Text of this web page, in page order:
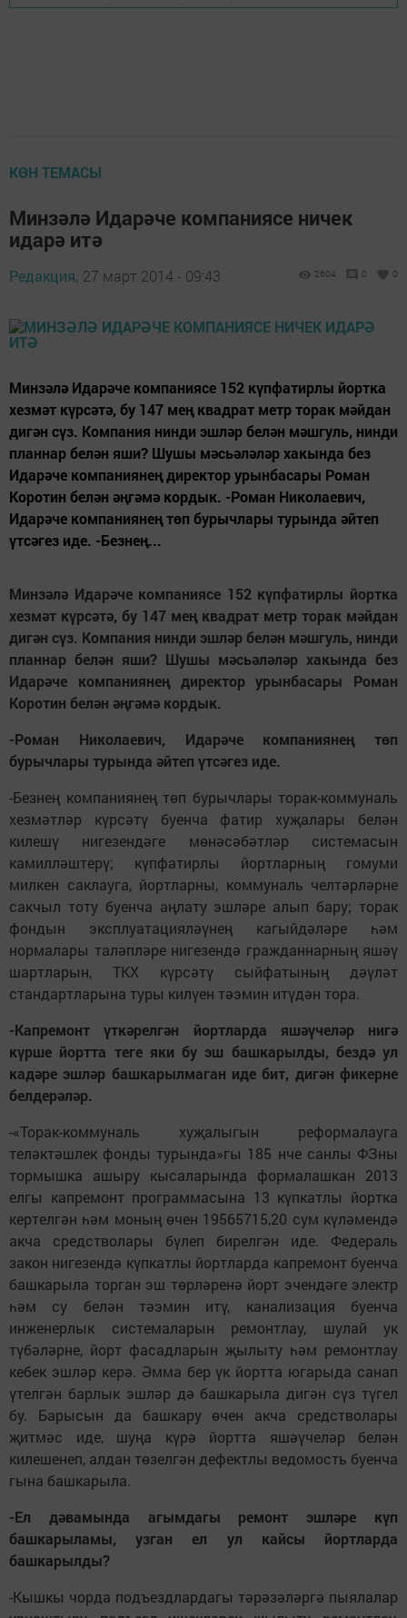
КӨН ТЕМАСЫ
Минзәлә Идарәче компаниясе ничек
идарә итә
Редакция, 27 март 2014 - 09:43 2604 0 0
Минзәлә Идарәче компаниясе 152 күпфатирлы йортка
хезмәт күрсәтә, бу 147 мең квадрат метр торак мәйдан
дигән сүз. Компания нинди эшләр белән мәшгуль, нинди
планнар белән яши? Шушы мәсьәләләр хакында без
Идарәче компаниянең директор урынбасары Роман
Коротин белән әңгәмә кордык. -Роман Николаевич,
Идарәче компаниянең төп бурычлары турында әйтеп
үтсәгез иде. -Безнең...
Минзәлә Идарәче компаниясе 152 күпфатирлы йортка
хезмәт күрсәтә, бу 147 мең квадрат метр торак мәйдан
дигән сүз. Компания нинди эшләр белән мәшгуль, нинди
планнар белән яши? Шушы мәсьәләләр хакында без
Идарәче компаниянең директор урынбасары Роман
Коротин белән әңгәмә кордык.
-Роман Николаевич, Идарәче компаниянең төп
бурычлары турында әйтеп үтсәгез иде.
-Безнең компаниянең төп бурычлары торак-коммуналь
хезмәтләр күрсәтү буенча фатир хуҗалары белән
килешү нигезендәге мөнәсәбәтләр системасын
камилләштерү; күпфатирлы йортларның гомуми
милкен саклауга, йортларны, коммуналь челтәрләрне
сакчыл тоту буенча аңлату эшләре алып бару; торак
фондын эксплуатацияләүнең кагыйдәләре һәм
нормалары таләпләре нигезендә гражданнарның яшәү
шартларын, ТКХ күрсәтү сыйфатының дәүләт
стандартларына туры килүен тәэмин итүдән тора.
-Капремонт үткәрелгән йортларда яшәүчеләр нигә
күрше йортта теге яки бу эш башкарылды, бездә ул
кадәре эшләр башкарылмаган иде бит, дигән фикерне
белдерәләр.
-«Торак-коммуналь хуҗалыгын реформалауга
теләктәшлек фонды турында»гы 185 нче санлы ФЗны
тормышка ашыру кысаларында формалашкан 2013
елгы капремонт программасына 13 күпкатлы йортка
кертелгән һәм моның өчен 19565715,20 сум күләмендә
акча средстволары бүлеп бирелгән иде. Федераль
закон нигезендә күпкатлы йортларда капремонт буенча
башкарыла торган эш төрләренә йорт эчендәге электр
һәм су белән тәэмин итү, канализация буенча
инженерлык системаларын ремонтлау, шулай ук
түбәләрне, йорт фасадларын җылыту һәм ремонтлау
кебек эшләр керә. Әмма бер үк йортта югарыда санап
үтелгән барлык эшләр дә башкарыла дигән сүз түгел
бу. Барысын да башкару өчен акча средстволары
җитмәс иде, шуңа күрә йортта яшәүчеләр белән
килешенеп, алдан төзелгән дефектлы ведомость буенча
гына башкарыла.
-Ел дәвамында агымдагы ремонт эшләре күп
башкарыламы, узган ел ул кайсы йортларда
башкарылды?
-Кышкы чорда подъездлардагы тәрәзәләргә пыялалар